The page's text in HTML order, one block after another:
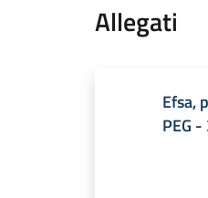
Allegati
Efsa,
PEG -